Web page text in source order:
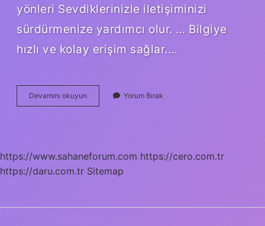
yönleri Sevdiklerinizle iletişiminizi
sürdürmenize yardımcı olur. … Bilgiye
hızlı ve kolay erişim sağlar.…
Devamını okuyun
Medya
Yorum Bırak
https://www.sahaneforum.com https://cero.com.tr
https://daru.com.tr Sitemap